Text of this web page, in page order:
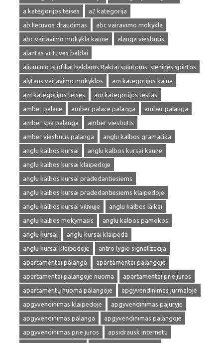
a kategorijos teises
a2 kategorija
ab lietuvos draudimas
abc vairavimo mokykla
abc vairavimo mokykla kaune
alanga viesbutis
alantas virtuves baldai
aliuminio profiliai baldams Raktai spintoms: sieninės spintos
alytaus vairavimo mokyklos
am kategorijos kaina
am kategorijos teises
am kategorijos testas
amber palace
amber palace palanga
amber palanga
amber spa palanga
amber viesbutis
amber viesbutis palanga
anglu kalbos gramatika
anglu kalbos kursai
anglu kalbos kursai kaune
anglu kalbos kursai klaipedoje
anglu kalbos kursai pradedantiesiems
anglu kalbos kursai pradedantiesiems klaipedoje
anglu kalbos kursai vilniuje
anglu kalbos laikai
anglu kalbos mokymasis
anglu kalbos pamokos
anglu kursai
anglu kursai klaipeda
anglu kursai klaipedoje
antro lygio signalizacija
apartamentai palanga
apartamentai palangoje
apartamentai palangoje nuoma
apartamentai prie juros
apartamentų nuoma palangoje
apgyvendinimas jurmaloje
apgyvendinimas klaipedoje
apgyvendinimas pajuryje
apgyvendinimas palanga
apgyvendinimas palangoje
apgyvendinimas prie juros
apsidrausk internetu